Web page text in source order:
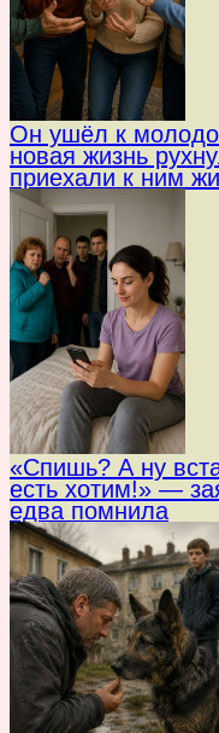
Он ушёл к
новая жизнь
приехали к ним
«Спишь? А ну
есть хотим!» —
едва помнила